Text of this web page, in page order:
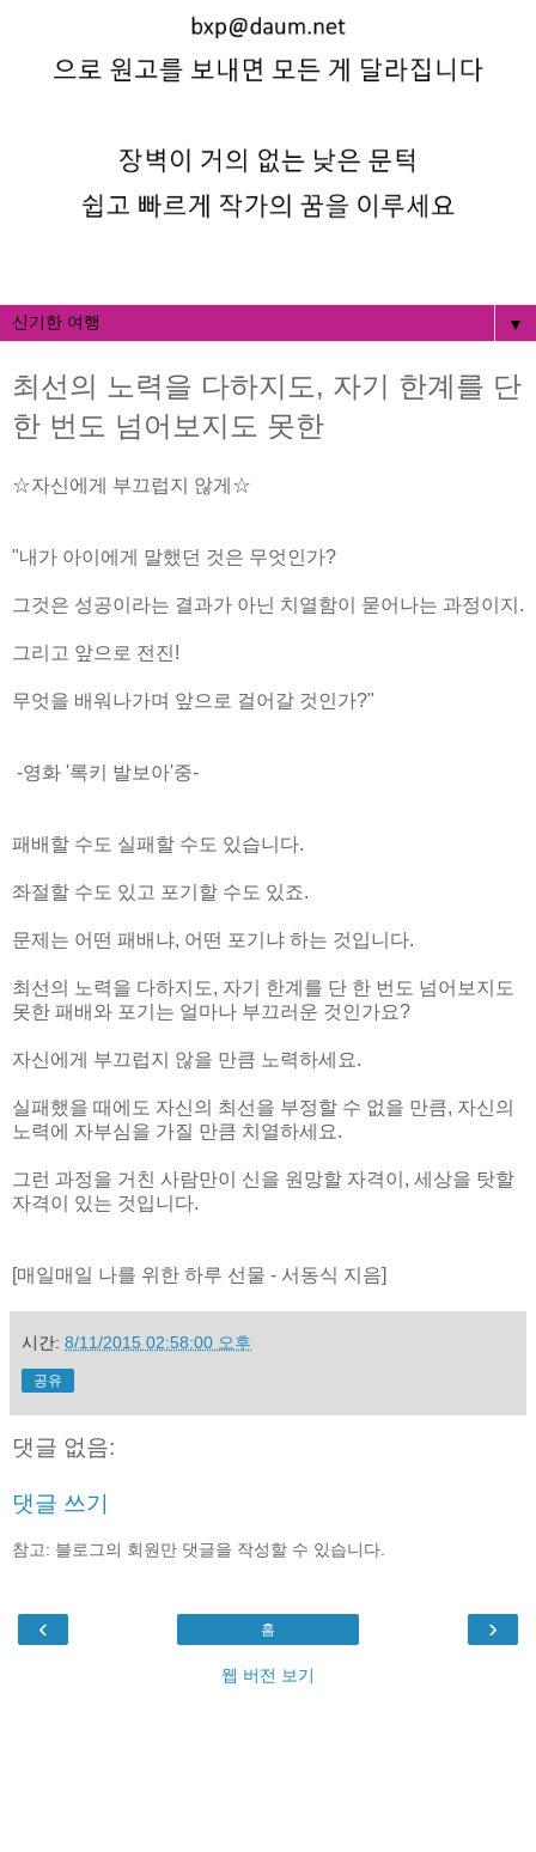
▼
최선의 노력을 다하지도, 자기 한계를 단
한 번도 넘어보지도 못한
☆자신에게 부끄럽지 않게☆
"내가 아이에게 말했던 것은 무엇인가?
그것은 성공이라는 결과가 아닌 치열함이 묻어나는 과정이지.
그리고 앞으로 전진!
무엇을 배워나가며 앞으로 걸어갈 것인가?"
-영화 '록키 발보아'중-
패배할 수도 실패할 수도 있습니다.
좌절할 수도 있고 포기할 수도 있죠.
문제는 어떤 패배냐, 어떤 포기냐 하는 것입니다.
최선의 노력을 다하지도, 자기 한계를 단 한 번도 넘어보지도
못한 패배와 포기는 얼마나 부끄러운 것인가요?
자신에게 부끄럽지 않을 만큼 노력하세요.
실패했을 때에도 자신의 최선을 부정할 수 없을 만큼, 자신의
노력에 자부심을 가질 만큼 치열하세요.
그런 과정을 거친 사람만이 신을 원망할 자격이, 세상을 탓할
자격이 있는 것입니다.
[매일매일 나를 위한 하루 선물 - 서동식 지음]
시간: 8/11/2015 02:58:00 오후
공유
댓글 없음:
댓글 쓰기
참고: 블로그의 회원만 댓글을 작성할 수 있습니다.
‹ ›
홈
웹 버전 보기